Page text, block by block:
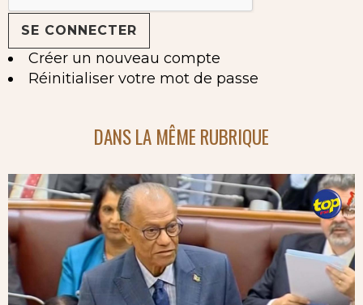
Créer un nouveau compte
Réinitialiser votre mot de passe
DANS LA MÊME RUBRIQUE